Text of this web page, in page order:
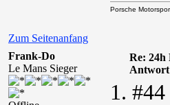
Zum Seitenanfang
Porsche
Frank-Do
Le Mans Sieger
Re:
Antwort
1.